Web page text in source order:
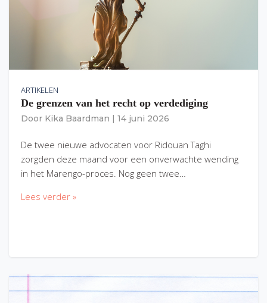
ARTIKELEN
De grenzen van het recht op verdediging
Door Kika Baardman 14 juni 2026
De twee nieuwe advocaten voor Ridouan Taghi
zorgden deze maand voor een onverwachte wending
in het Marengo-proces. Nog geen twee…
Lees verder »